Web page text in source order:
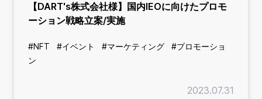
【DART's株式会社様】国内IEOに向けたプロモ
ーション戦略立案/実施
#NFT #イベント #マーケティング
#プロモーショ
ン
2023.07.31